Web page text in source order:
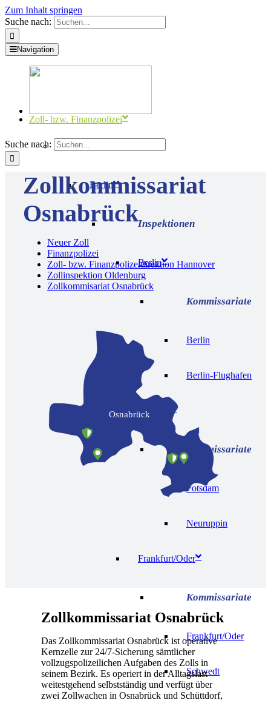
Zum Inhalt springen
Suche nach:
Navigation
Zoll- bzw. Finanzpolizei
Berlin
Berlin
Berlin
Berlin-Flughafen
Potsdam
Potsdam
Neuruppin
Frankfurt/Oder
Frankfurt/Oder
Schwedt
Suche nach:
Zollkommissariat
Osnabrück
Neuer Zoll
Finanzpolizei
Zoll- bzw. Finanzpolizeidirektion Hannover
Zollinspektion Oldenburg
Zollkommisariat Osnabrück
Osnabrück
Zollkommissariat Osnabrück
Das Zollkommissariat Osnabrück ist operative
Kernzelle zur 24/7-Sicherung sämtlicher
vollzugspolizeilichen Aufgaben des Zolls in
seinem Bezirk. Es operiert in der Alltagslast
weitestgehend selbstständig und verfügt über
zwei Zollwachen in Osnabrück und Schüttdorf,